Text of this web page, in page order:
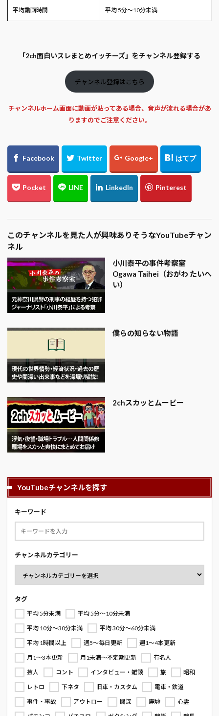
平均動画時間 平均 5分～10分未満
「2ch面白いスレまとめイッチーズ」をチャンネル登録する
チャンネル登録はこちら
チャンネルホーム画面に動画が貼ってある場合、音声が流れる場合があ
りますのでご注意ください。
このチャンネルを見た人が興味ありそうなYouTubeチャン
ネル
小川泰平の事件考察室
Ogawa Taihei（おがわ たいへ
い）
僕らの知らない物語
2chスカッとムービー
YouTubeチャンネルを探す
キーワード
チャンネルカテゴリー
タグ
平均 5分未満
平均 5分～10分未満
平均 10分～30分未満
平均 30分～60分未満
平均 1時間以上
週5～毎日更新
週1～4本更新
月1～3本更新
月1未満～不定期更新
有名人
芸人
コント インタビュー・雑談 旅
昭和
レトロ
下ネタ 旧車・カスタム
電車・鉄道
事件・事故
アウトロー 闇深 廃墟
心霊